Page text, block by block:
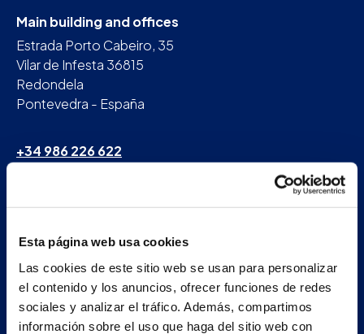
Esta página web usa cookies
Las cookies de este sitio web se usan para personalizar
el contenido y los anuncios, ofrecer funciones de redes
sociales y analizar el tráfico. Además, compartimos
información sobre el uso que haga del sitio web con
Main building and offices
Estrada Porto Cabeiro, 35
Vilar de Infesta 36815
Redondela
Pontevedra - España
+34 986 226 622